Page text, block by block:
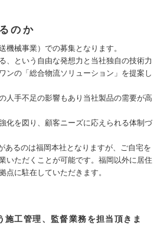
のか
機械事業）での募集となります。
、という自由な発想力と当社独自の技術力
ンの「総合物流ソリューション」を提案し
人手不足の影響もあり当社製品の需要が高
化を図り、顧客ニーズに応えられる体制づ
あるのは福岡本社となりますが、ご自宅を
いただくことが可能です。福岡以外に居住
点に駐在していただきます。
施工管理、監督業務を担当頂きま